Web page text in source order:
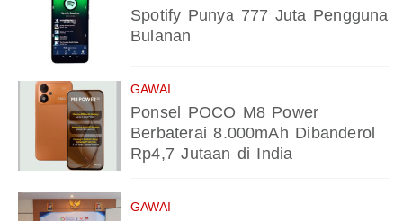
Spotify Punya 777 Juta Pengguna
Bulanan
GAWAI
Ponsel POCO M8 Power
Berbaterai 8.000mAh Dibanderol
Rp4,7 Jutaan di India
GAWAI